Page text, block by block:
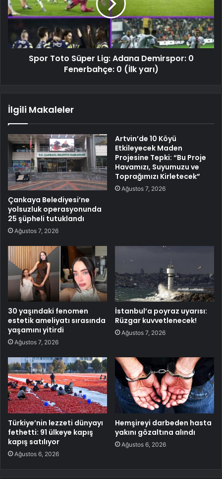
Spor Toto Süper Lig: Adana Demirspor: 0
Fenerbahçe: 0 (İlk yarı)
İlgili Makaleler
Çankaya Belediyesi’ne
yolsuzluk operasyonunda
25 şüpheli tutuklandı
Ağustos 7, 2026
Artvin’de 10 Köyü
Etkileyecek Maden
Projesine Tepki: “Bu Proje
Havamızı, Suyumuzu ve
Toprağımızı Kirletecek”
Ağustos 7, 2026
30 yaşındaki fenomen
estetik ameliyatı sırasında
yaşamını yitirdi
Ağustos 7, 2026
İstanbul’a poyraz uyarısı:
Rüzgar kuvvetlenecek!
Ağustos 7, 2026
Türkiye’nin lezzeti dünyayı
fethetti: 91 ülkeye kapış
kapış satılıyor
Ağustos 6, 2026
Hemşireyi darbeden hasta
yakını gözaltına alındı
Ağustos 6, 2026